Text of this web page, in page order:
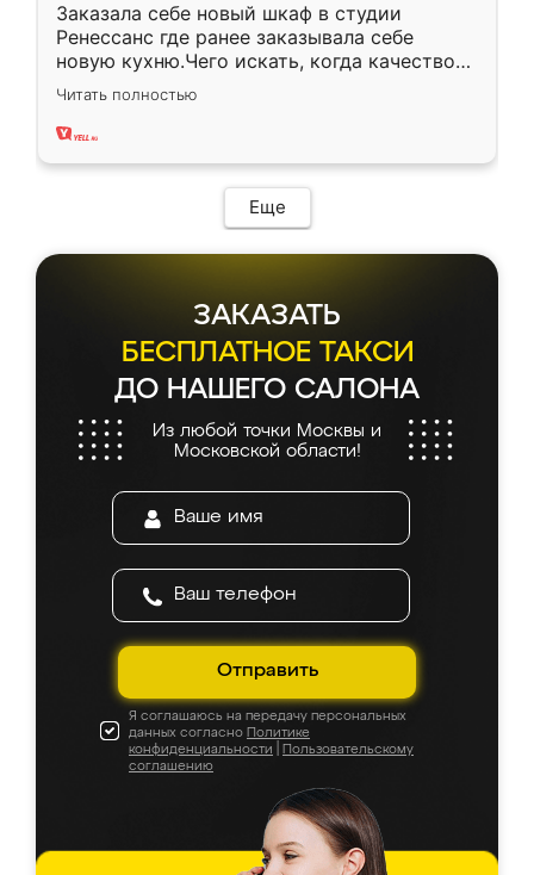
Заказала себе новый шкаф в студии
Ренессанс где ранее заказывала себе
новую кухню.Чего искать, когда качеством
вполне довольна. Служит кухня уже почти
два года, нареканий нет.
Читать полностью
Еще
ЗАКАЗАТЬ
БЕСПЛАТНОЕ ТАКСИ
ДО НАШЕГО САЛОНА
Из любой точки Москвы и
Московской области!
Отправить
Я соглашаюсь на передачу персональных
данных согласно Политике
конфиденциальности
Пользовательскому
соглашению